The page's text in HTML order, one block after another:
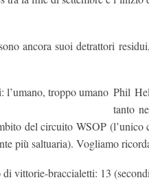
ancora suoi detrattori
troppo umano Phil
tanto
del circuito WSOP
più saltuaria). Vogliamo
vittorie-braccialetti: 13